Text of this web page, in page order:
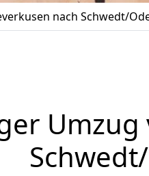
nach Schwedt/
Umzug